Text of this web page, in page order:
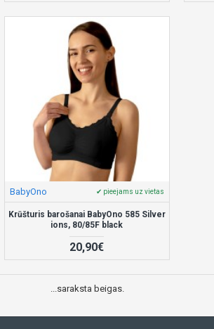
BabyOno ✔ pieejams uz vietas
Krūšturis barošanai BabyOno 585 Silver
ions, 80/85F black
20,90€
...saraksta beigas.